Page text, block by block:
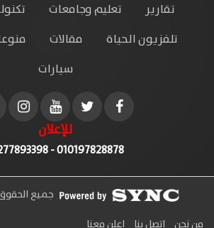
تقارير
تعليم وجامعات
تلفزيون الحياة
مقالات
سيارات
للإعلان
010197828878 - 01277893398
جميع الحقوق
من نحن
اتصل بنا إعلن معنا